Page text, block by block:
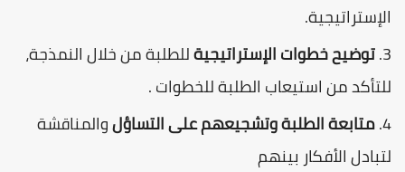
الإستراتيجية.
توضيح خطوات الإستراتيجيةللطلبة من خلال النمذجة،
للتأكد من استيعاب الطلبة للخطوات .
متابعة الطلبة وتشجيعهم على التساؤلوالمناقشة
لتبادل الأفكار بينهم